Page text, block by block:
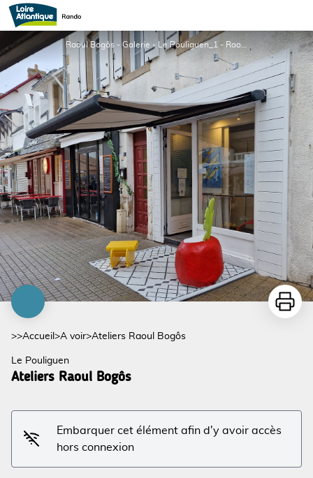
Ateliers Raoul Bogôs
Raoul Bogôs - Galerie - Le Pouliguen_1 - Raoul Bogôs
>>Accueil >A voir>Ateliers Raoul Bogôs
Le Pouliguen
Ateliers Raoul Bogôs
Embarquer cet élément afin d'y avoir accès
hors connexion